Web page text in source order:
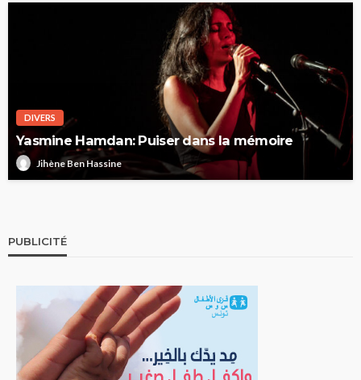
DIVERS
Yasmine Hamdan: Puiser dans la mémoire
Jihène Ben Hassine
PUBLICITÉ